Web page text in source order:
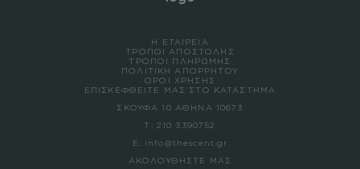
Η ΕΤΑΙΡΕΙΑ
ΤΡΟΠΟΙ ΑΠΟΣΤΟΛΗΣ
ΤΡΟΠΟΙ ΠΛΗΡΩΜΗΣ
ΠΟΛΙΤΙΚΗ ΑΠΟΡΡΗΤΟΥ
ΟΡΟΙ ΧΡΗΣΗΣ
ΕΠΙΣΚΕΦΘΕΙΤΕ ΜΑΣ ΣΤΟ ΚΑΤΑΣΤΗΜΑ
ΣΚΟΥΦΑ 10 ΑΘΗΝΑ 10673
Τ: 210 3390752
Ε: info@thescent.gr
ΑΚΟΛΟΥΘΗΣΤΕ ΜΑΣ